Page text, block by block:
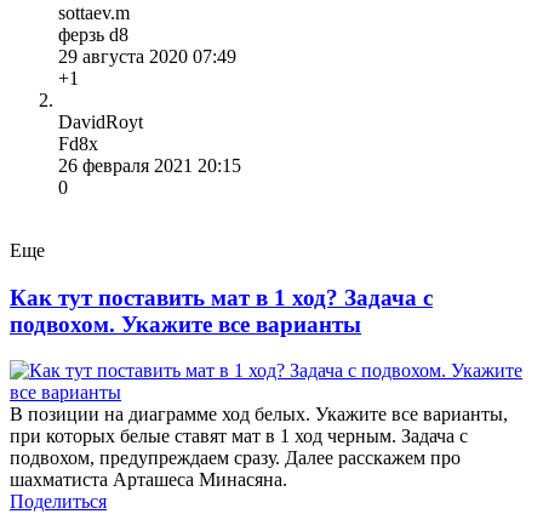
sottaev.m
ферзь d8
29 августа 2020 07:49
+1
DavidRoyt
Fd8x
26 февраля 2021 20:15
0
Еще
Как тут поставить мат в 1 ход? Задача с
подвохом. Укажите все варианты
В позиции на диаграмме ход белых. Укажите все варианты,
при которых белые ставят мат в 1 ход черным. Задача с
подвохом, предупреждаем сразу. Далее расскажем про
шахматиста Арташеса Минасяна.
Поделиться